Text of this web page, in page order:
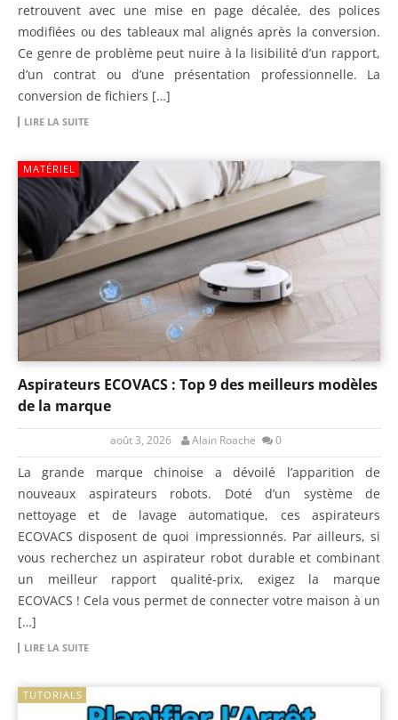
retrouvent avec une mise en page décalée, des polices
modifiées ou des tableaux mal alignés après la conversion.
Ce genre de problème peut nuire à la lisibilité d’un rapport,
d’un contrat ou d’une présentation professionnelle. La
conversion de fichiers […]
LIRE LA SUITE
MATÉRIEL
Aspirateurs ECOVACS : Top 9 des meilleurs modèles
de la marque
août 3, 2026 Alain Roache 0
La grande marque chinoise a dévoilé l’apparition de
nouveaux aspirateurs robots. Doté d’un système de
nettoyage et de lavage automatique, ces aspirateurs
ECOVACS disposent de quoi impressionnés. Par ailleurs, si
vous recherchez un aspirateur robot durable et combinant
un meilleur rapport qualité-prix, exigez la marque
ECOVACS ! Cela vous permet de connecter votre maison à un
[…]
LIRE LA SUITE
TUTORIALS